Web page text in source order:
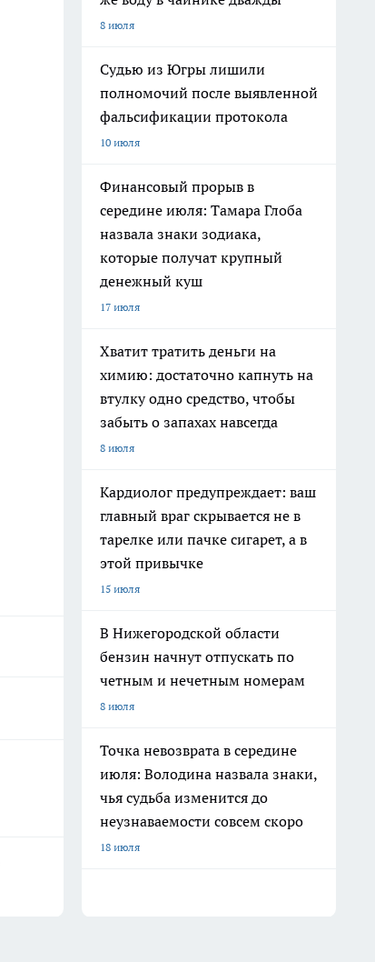
8 июля
Судью из Югры лишили
полномочий после выявленной
фальсификации протокола
10 июля
Финансовый прорыв в
середине июля: Тамара Глоба
назвала знаки зодиака,
которые получат крупный
денежный куш
17 июля
Хватит тратить деньги на
химию: достаточно капнуть на
втулку одно средство, чтобы
забыть о запахах навсегда
8 июля
Кардиолог предупреждает: ваш
главный враг скрывается не в
тарелке или пачке сигарет, а в
этой привычке
15 июля
В Нижегородской области
бензин начнут отпускать по
четным и нечетным номерам
8 июля
Точка невозврата в середине
июля: Володина назвала знаки,
чья судьба изменится до
неузнаваемости совсем скоро
18 июля